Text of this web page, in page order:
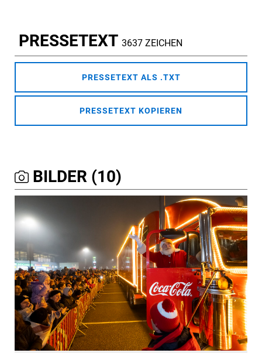
PRESSETEXT 3637 ZEICHEN
PRESSETEXT ALS .TXT
PRESSETEXT KOPIEREN
BILDER (10)